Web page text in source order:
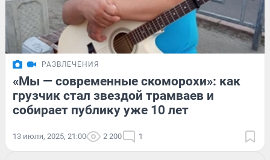
РАЗВЛЕЧЕНИЯ
«Мы — современные скоморохи»: как
грузчик стал звездой трамваев и
собирает публику уже 10 лет
13 июля, 2025, 21:00 2 200 1